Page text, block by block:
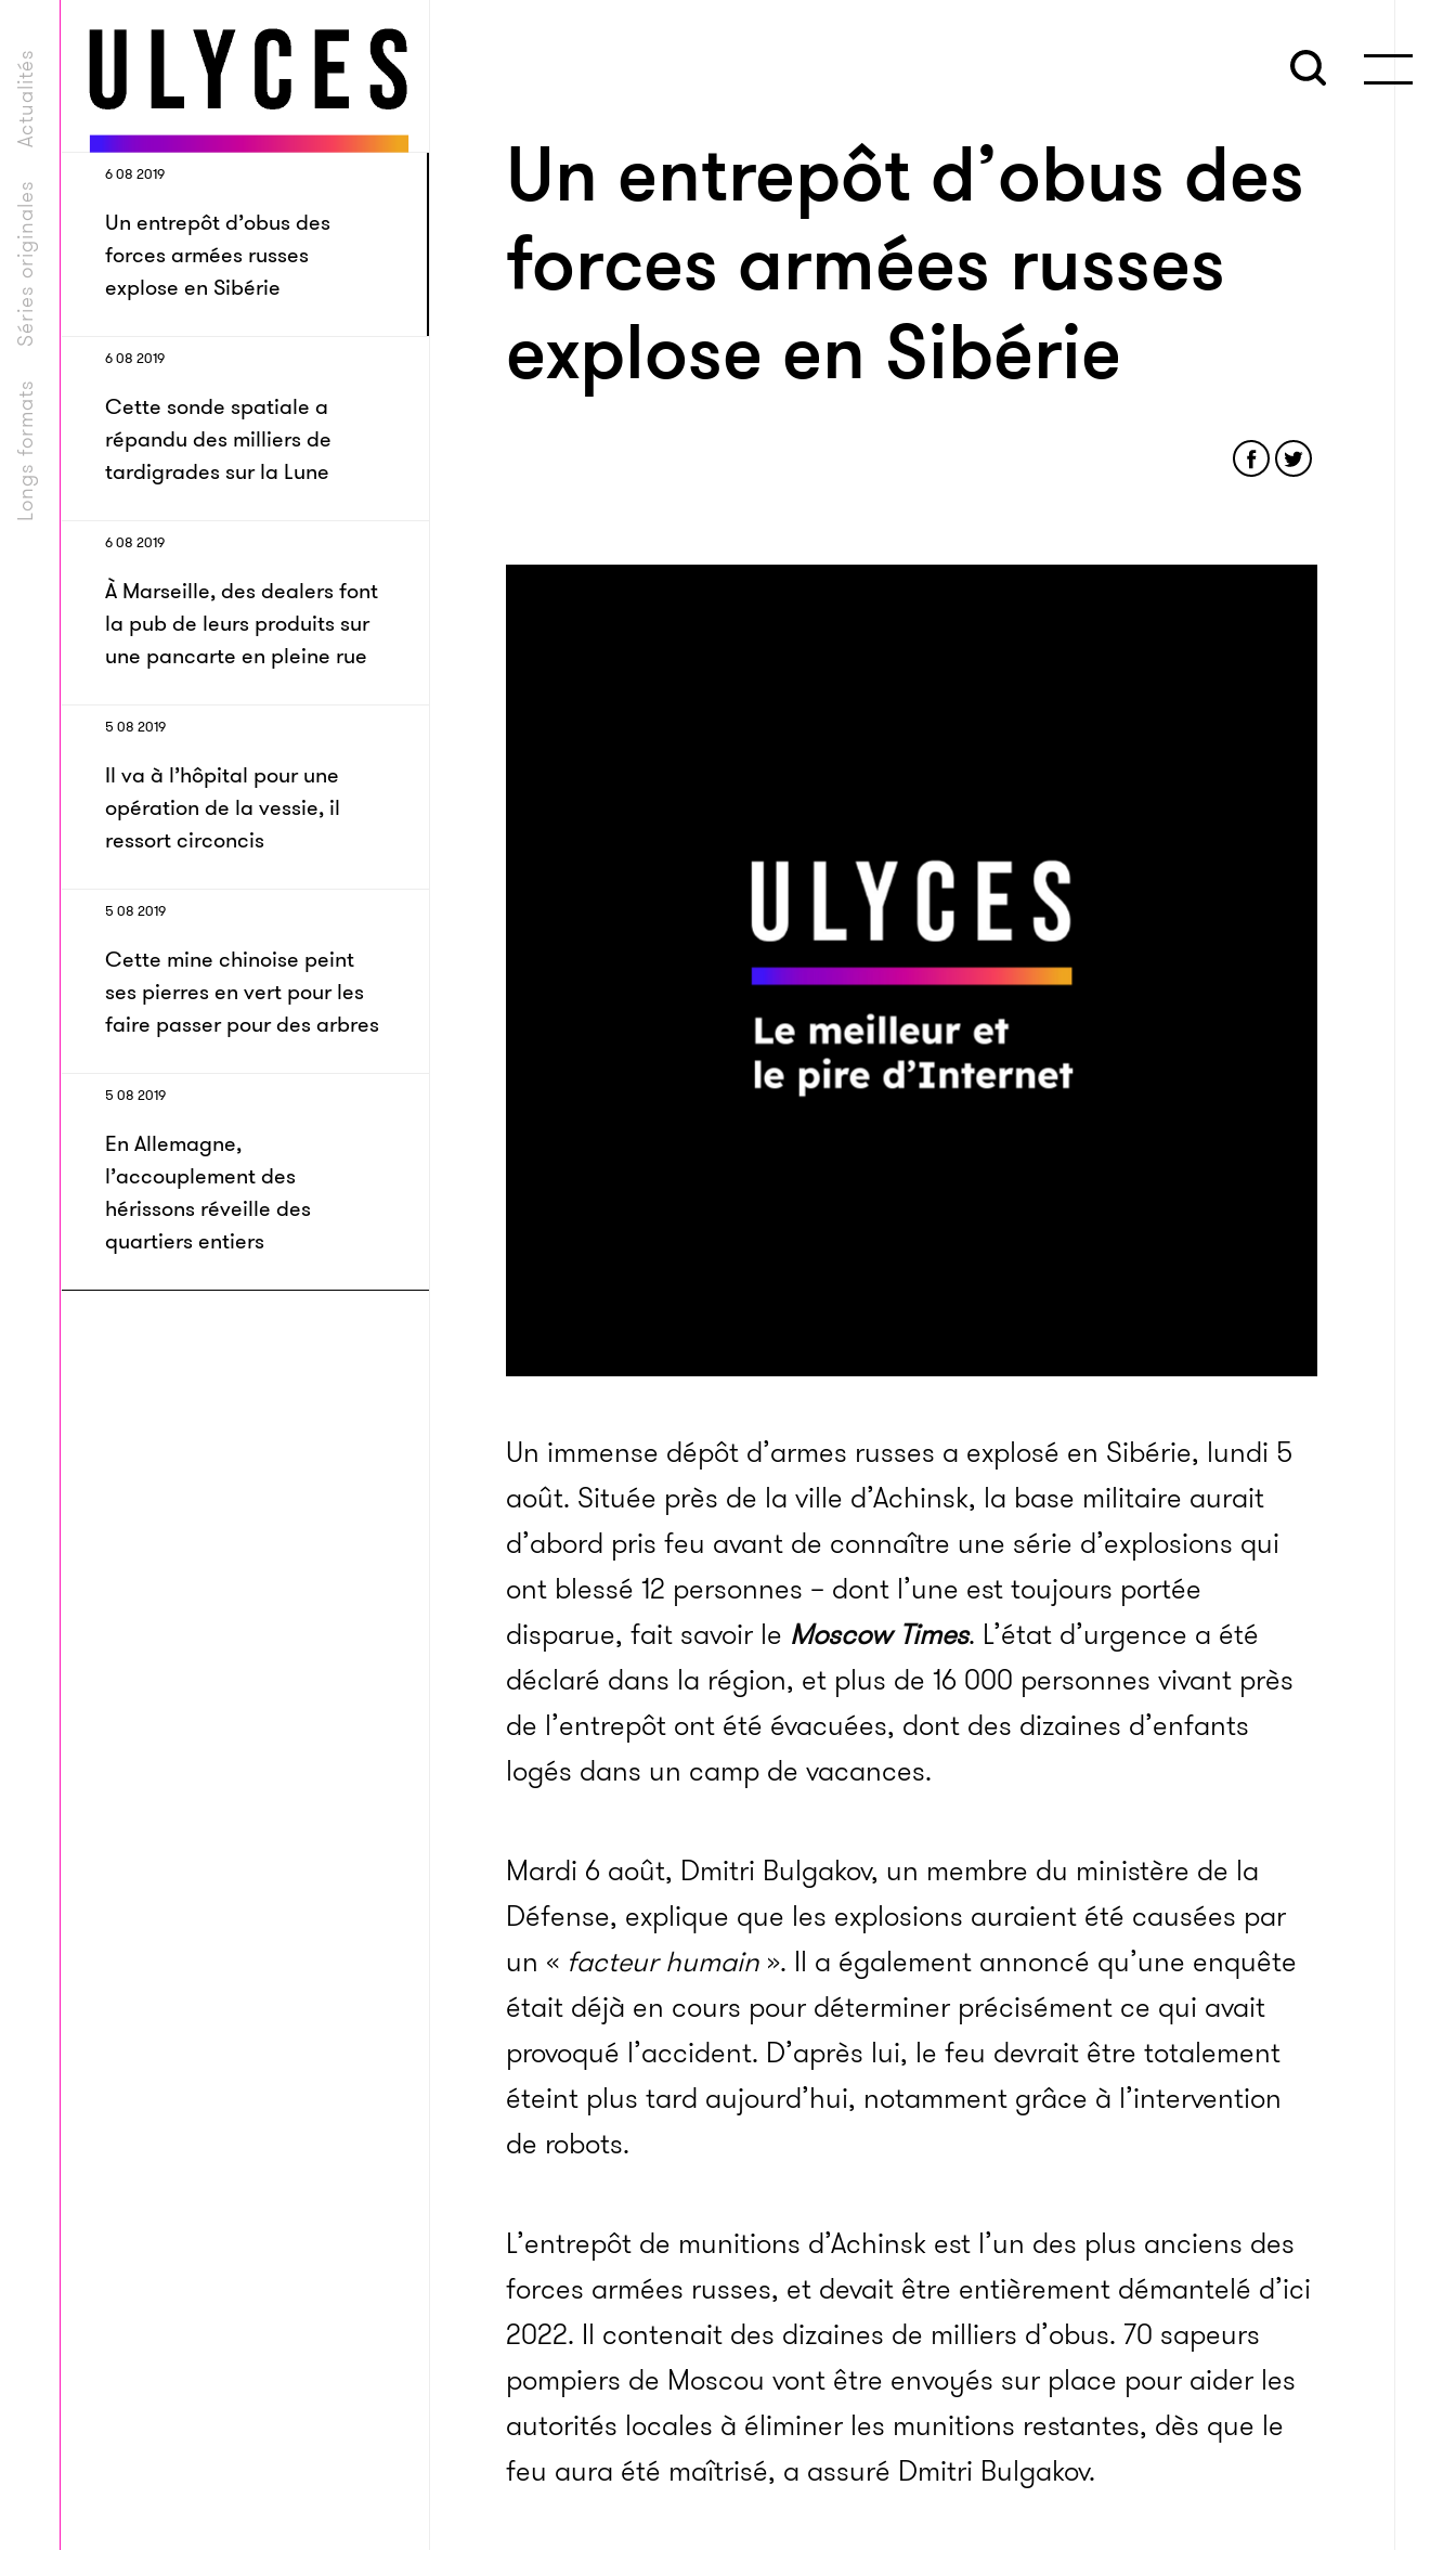
Longs formats
Séries originales
Actualités
6 08 2019
Un entrepôt d’obus des
forces armées russes
explose en Sibérie
6 08 2019
Cette sonde spatiale a
répandu des milliers de
tardigrades sur la Lune
6 08 2019
À Marseille, des dealers font
la pub de leurs produits sur
une pancarte en pleine rue
5 08 2019
Il va à l’hôpital pour une
opération de la vessie, il
ressort circoncis
5 08 2019
Cette mine chinoise peint
ses pierres en vert pour les
faire passer pour des arbres
5 08 2019
En Allemagne,
l’accouplement des
hérissons réveille des
quartiers entiers
Un entrepôt d’obus des
forces armées russes
explose en Sibérie
Un immense dépôt d’armes russes a explosé en Sibérie, lundi 5
août. Située près de la ville d’Achinsk, la base militaire aurait
d’abord pris feu avant de connaître une série d’explosions qui
ont blessé 12 personnes – dont l’une est toujours portée
disparue, fait savoir le Moscow Times. L’état d’urgence a été
déclaré dans la région, et plus de 16 000 personnes vivant près
de l’entrepôt ont été évacuées, dont des dizaines d’enfants
logés dans un camp de vacances.
Mardi 6 août, Dmitri Bulgakov, un membre du ministère de la
Défense, explique que les explosions auraient été causées par
un « facteur humain ». Il a également annoncé qu’une enquête
était déjà en cours pour déterminer précisément ce qui avait
provoqué l’accident. D’après lui, le feu devrait être totalement
éteint plus tard aujourd’hui, notamment grâce à l’intervention
de robots.
L’entrepôt de munitions d’Achinsk est l’un des plus anciens des
forces armées russes, et devait être entièrement démantelé d’ici
2022. Il contenait des dizaines de milliers d’obus. 70 sapeurs
pompiers de Moscou vont être envoyés sur place pour aider les
autorités locales à éliminer les munitions restantes, dès que le
feu aura été maîtrisé, a assuré Dmitri Bulgakov.